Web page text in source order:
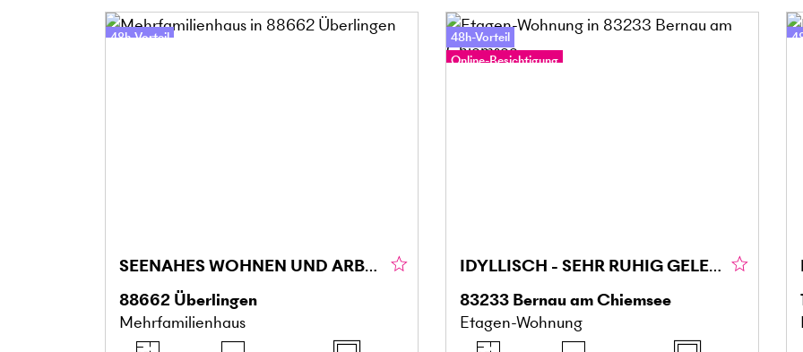
48h-Vorteil
SEENAHES WOHNEN UND ARBEITEN
88662 Überlingen
Mehrfamilienhaus
48h-Vorteil
Online-Besichtigung
IDYLLISCH - SEHR RUHIG GELEGEN AM CHIEMSEE
83233 Bernau am Chiemsee
Etagen-Wohnung